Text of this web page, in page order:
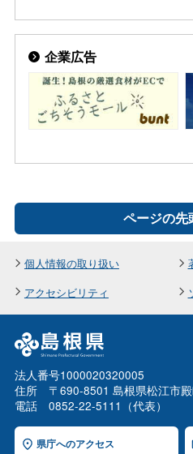
企業広告
ページの先
個人情報の取り扱い
アクセシビリティ
法人番号1000020320005
住所 〒690-8501 島根県松江市
電話 0852-22-5111（代表）
県庁へのアクセス